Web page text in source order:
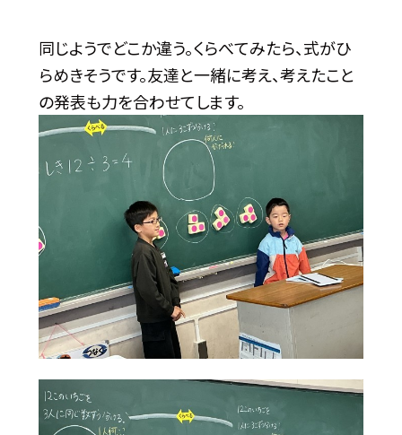
同じようでどこか違う。くらべてみたら、式がひ
らめきそうです。友達と一緒に考え、考えたこと
の発表も力を合わせてします。